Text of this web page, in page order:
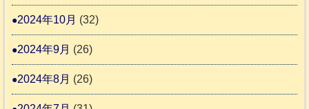
2024年10月 (32)
2024年9月 (26)
2024年8月 (26)